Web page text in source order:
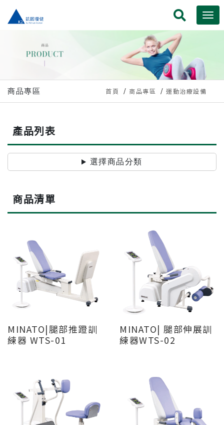
商品專區 首頁 商品專區 運動治療設備
產品列表
選擇商品分類
商品清單
MINATO|腿部推蹬訓
練器 WTS-01
MINATO| 腿部伸展訓
練器WTS-02